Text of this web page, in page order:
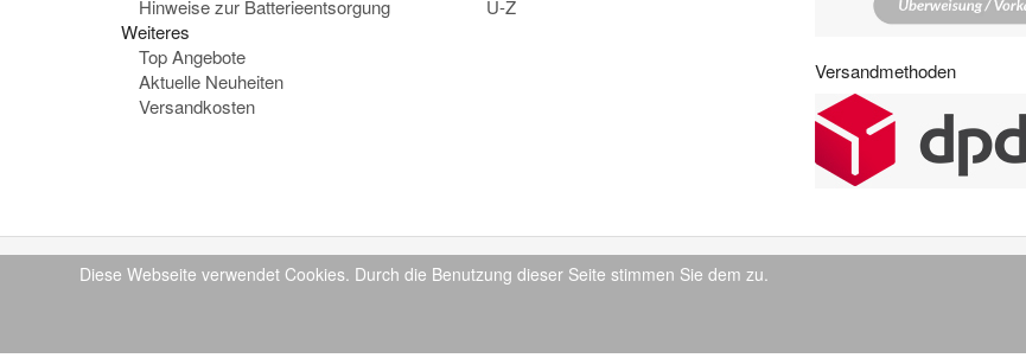
Hinweise zur Batterieentsorgung
Weiteres
Top Angebote
Aktuelle Neuheiten
Versandkosten
U-Z
Versandmethoden
Diese Webseite verwendet Cookies. Durch die Benutzung dieser Seite stimmen Sie dem zu.